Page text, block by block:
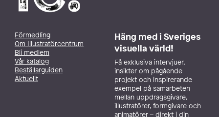
Förmedling
Om Illustratörcentrum
Bli medlem
Vår katalog
Beställarguiden
Aktuellt
Häng med i Sveriges
visuella värld!
Få exklusiva intervjuer,
insikter om pågående
projekt och inspirerande
exempel på samarbeten
mellan uppdragsgivare,
illustratörer, formgivare och
animatörer – direkt i din